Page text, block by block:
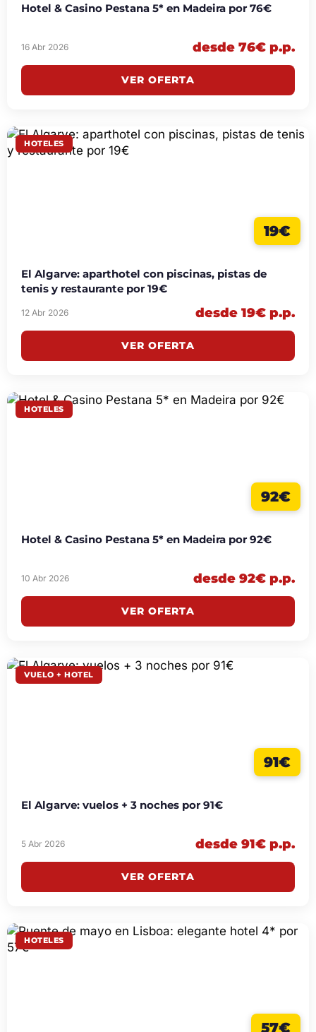
Hotel & Casino Pestana 5* en Madeira por 76€
16 Abr 2026 desde 76€ p.p.
VER OFERTA
HOTELES
19€
El Algarve: aparthotel con piscinas, pistas de
tenis y restaurante por 19€
12 Abr 2026 desde 19€ p.p.
VER OFERTA
HOTELES
92€
Hotel & Casino Pestana 5* en Madeira por 92€
10 Abr 2026 desde 92€ p.p.
VER OFERTA
VUELO + HOTEL
91€
El Algarve: vuelos + 3 noches por 91€
5 Abr 2026 desde 91€ p.p.
VER OFERTA
HOTELES
57€